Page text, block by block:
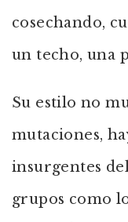
cosechando,
un techo, una
Su estilo no
mutaciones,
insurgentes
grupos como